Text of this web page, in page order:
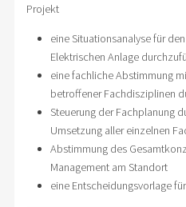
Projekt
eine Situationsanalyse für
Elektrischen Anlage
eine fachliche Abstimmung
betroffener Fachdisziplinen
Steuerung der Fachplanung
Umsetzung aller einzelnen
Abstimmung des
Management am Standort
eine Entscheidungsvorlage